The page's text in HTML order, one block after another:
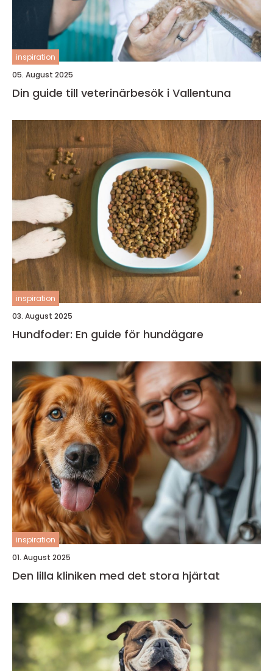
inspiration
05. August 2025
Din guide till veterinärbesök i Vallentuna
inspiration
03. August 2025
Hundfoder: En guide för hundägare
inspiration
01. August 2025
Den lilla kliniken med det stora hjärtat